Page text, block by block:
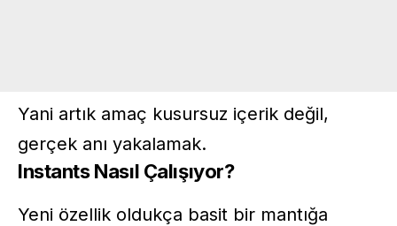
Yani artık amaç kusursuz içerik değil,
gerçek anı yakalamak.
Instants Nasıl Çalışıyor?
Yeni özellik oldukça basit bir mantığa